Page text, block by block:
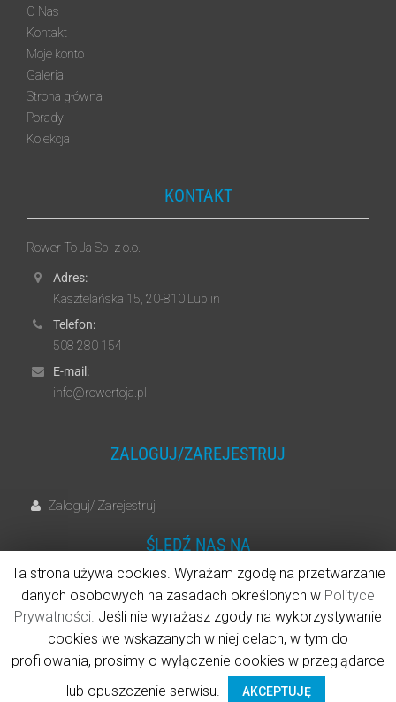
O Nas
Kontakt
Moje konto
Galeria
Strona główna
Porady
Kolekcja
KONTAKT
Rower To Ja Sp. z o.o.
Adres:
Kasztelańska 15, 20-810 Lublin
Telefon:
508 280 154
E-mail:
info@rowertoja.pl
ZALOGUJ/ZAREJESTRUJ
Zaloguj/ Zarejestruj
ŚLEDŹ NAS NA
Facebook
© Rower To Ja Sp. z o.o.
Ta strona używa cookies. Wyrażam zgodę na przetwarzanie
danych osobowych na zasadach określonych w Polityce
Prywatności. Jeśli nie wyrażasz zgody na wykorzystywanie
cookies we wskazanych w niej celach, w tym do
profilowania, prosimy o wyłączenie cookies w przeglądarce
lub opuszczenie serwisu.
AKCEPTUJĘ